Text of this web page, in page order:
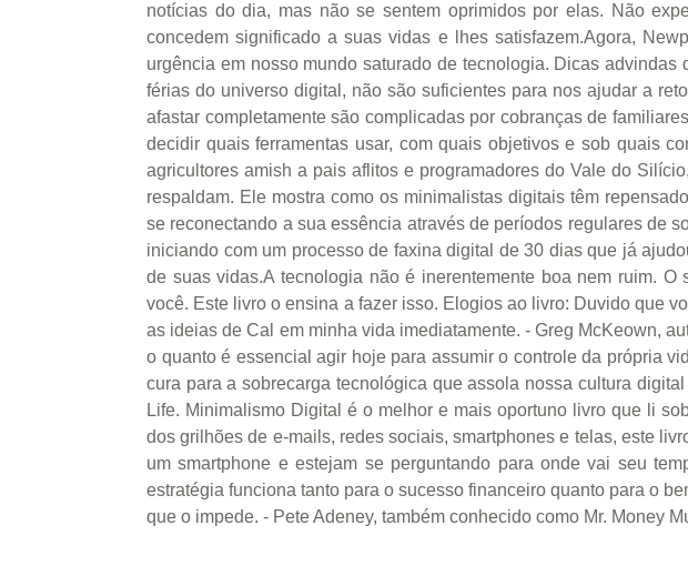
notícias do dia, mas não se sentem oprimidos por elas. Não
concedem significado a suas vidas e lhes satisfazem.Agora,
urgência em nosso mundo saturado de tecnologia. Dicas
férias do universo digital, não são suficientes para nos ajudar a
afastar completamente são complicadas por cobranças de
decidir quais ferramentas usar, com quais objetivos e sob quais
agricultores amish a pais aflitos e programadores do Vale do
respaldam. Ele mostra como os minimalistas digitais têm
se reconectando a sua essência através de períodos regulares de
iniciando com um processo de faxina digital de 30 dias que já
de suas vidas.A tecnologia não é inerentemente boa nem ruim.
você. Este livro o ensina a fazer isso. Elogios ao livro: Duvido que
as ideias de Cal em minha vida imediatamente. - Greg McKeown,
o quanto é essencial agir hoje para assumir o controle da própria
cura para a sobrecarga tecnológica que assola nossa cultura
Life. Minimalismo Digital é o melhor e mais oportuno livro que li
dos grilhões de e-mails, redes sociais, smartphones e telas, este
um smartphone e estejam se perguntando para onde vai seu
estratégia funciona tanto para o sucesso financeiro quanto para o
que o impede. - Pete Adeney, também conhecido como Mr. Money